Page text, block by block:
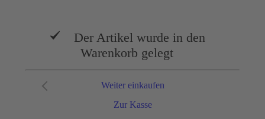
Der Artikel wurde in den
Warenkorb gelegt
Zur Kasse
Weiter einkaufen